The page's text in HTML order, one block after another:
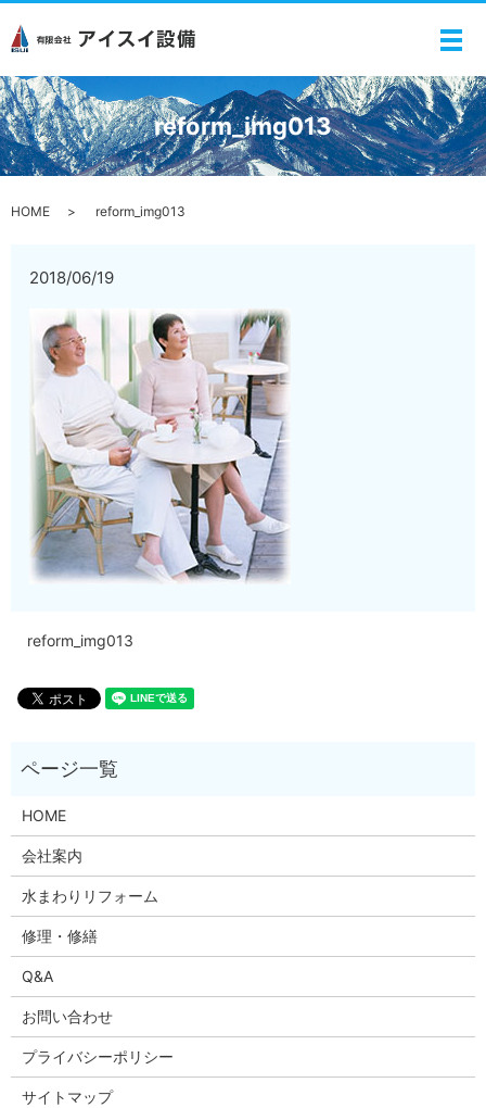
メ
reform_img013
HOME reform_img013
2018/06/19
reform_img013
HOME
会社案内
水まわりリフォーム
修理・修繕
Q&A
お問い合わせ
プライバシーポリシー
サイトマップ